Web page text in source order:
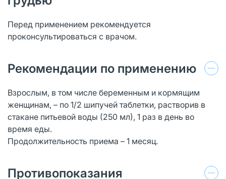
Перед применением рекомендуется
проконсультироваться с врачом.
Рекомендации по применению
Взрослым, в том числе беременным и кормящим
женщинам, – по 1/2 шипучей таблетки, растворив в
стакане питьевой воды (250 мл), 1 раз в день во
время еды.
Продолжительность приема – 1 месяц.
Противопоказания